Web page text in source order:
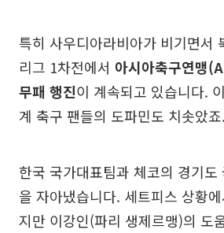
특히 사우디아라비아가 비기면서
리그 1차전에서 아시아축구연맹
무패 행진이 계속되고 있습니다.
계 축구 팬들의 도파민도 치솟았죠.
한국 국가대표팀과 체코의 경기도
을 자아냈습니다. 세트피스 상황
지만 이강인(파리 생제르맹)의 도